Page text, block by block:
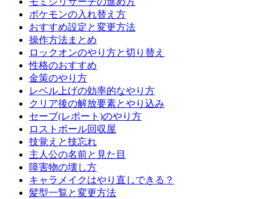
ポケモンの入れ替え方
おすすめ設定と変更方法
操作方法まとめ
ロックオンのやり方と切り替え
性格のおすすめ
金策のやり方
レベル上げの効率的なやり方
クリア後の解放要素とやり込み
セーブ(レポート)のやり方
ロストボール回収屋
技覚えと技忘れ
主人公の名前と見た目
障害物の壊し方
キャラメイクはやり直しできる？
髪型一覧と変更方法